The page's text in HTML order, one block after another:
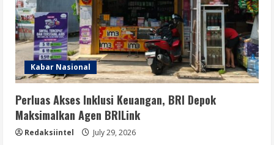
Kabar Nasional
Perluas Akses Inklusi Keuangan, BRI Depok
Maksimalkan Agen BRILink
Redaksiintel July 29, 2026